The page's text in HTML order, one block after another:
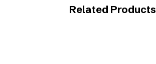
Related Products